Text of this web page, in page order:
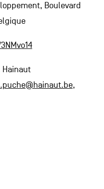
Boulevard
Hainaut
,